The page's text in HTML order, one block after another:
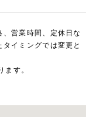
営業時間、定休日な
イミングでは変更と
ます。